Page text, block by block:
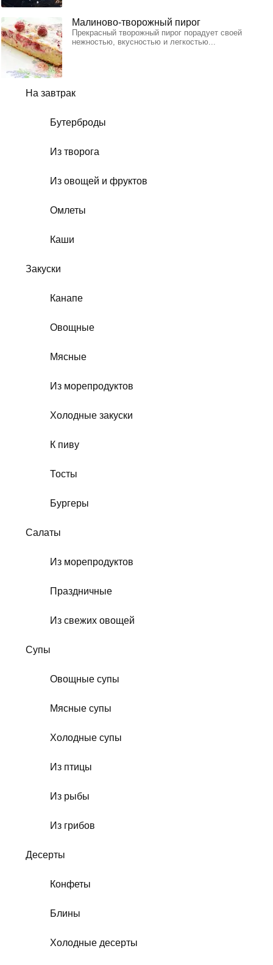
На завтрак
Бутерброды
Из творога
Из овощей и фруктов
Омлеты
Каши
Закуски
Канапе
Овощные
Мясные
Из морепродуктов
Холодные закуски
К пиву
Тосты
Бургеры
Салаты
Из морепродуктов
Праздничные
Из свежих овощей
Супы
Овощные супы
Мясные супы
Холодные супы
Из птицы
Из рыбы
Из грибов
Десерты
Конфеты
Блины
Холодные десерты
Малиново-творожный пирог
Прекрасный творожный пирог порадует своей
нежностью, вкусностью и легкостью...